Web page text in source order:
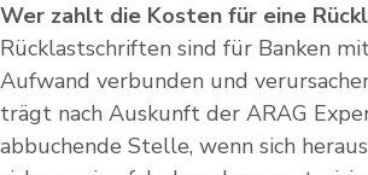
Wer zahlt die Kosten für eine
Rücklastschriften sind für Banken
Aufwand verbunden und
trägt nach Auskunft der ARAG
abbuchende Stelle, wenn sich